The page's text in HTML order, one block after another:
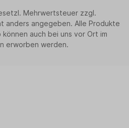
Mehrwertsteuer zzgl.
anders angegeben. Alle Produkte
können auch bei uns vor Ort im
erworben werden.